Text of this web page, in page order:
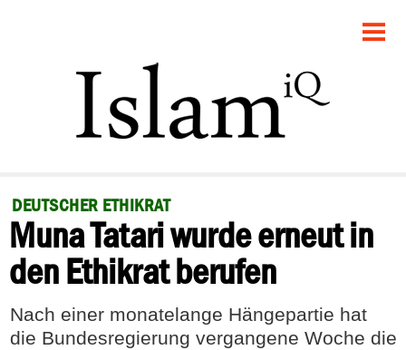
POLITIK
GESELLSCHAFT
RECHT
FEUILLETON
DEBATTE
DEUTSCHER ETHIKRAT
Muna Tatari wurde erneut in
den Ethikrat berufen
Nach einer monatelange Hängepartie hat
die Bundesregierung vergangene Woche die